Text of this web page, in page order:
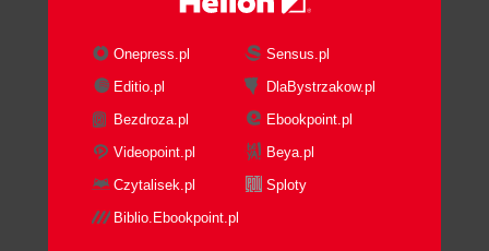
Onepress.pl
Sensus.pl
Editio.pl
DlaBystrzakow.pl
Bezdroza.pl
Ebookpoint.pl
Videopoint.pl
Beya.pl
Czytalisek.pl
Sploty
Biblio.Ebookpoint.pl